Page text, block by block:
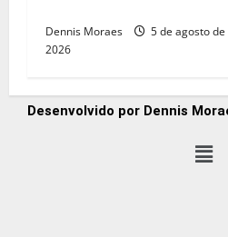
Dennis Moraes
5 de agosto de
2026
Desenvolvido por Dennis